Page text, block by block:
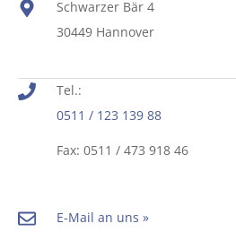
Schwarzer Bär 4
30449 Hannover
Tel.:
0511 / 123 139 88
Fax: 0511 / 473 918 46
E-Mail an uns »